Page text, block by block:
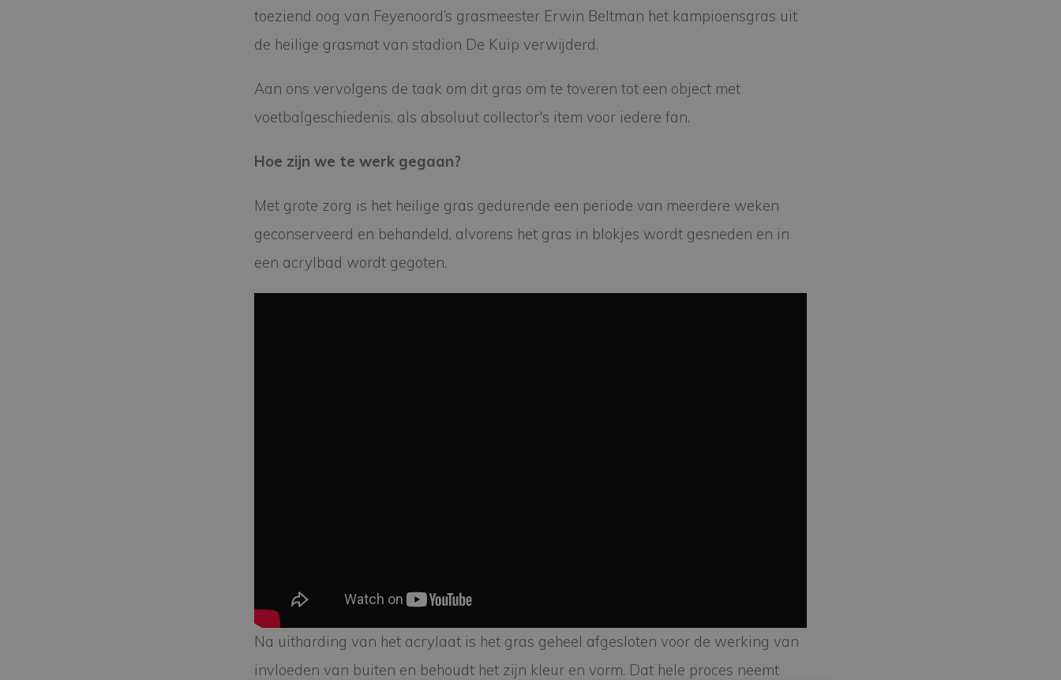
toeziend oog van Feyenoord’s grasmeester Erwin Beltman het kampioensgras uit
de heilige grasmat van stadion De Kuip verwijderd.
Aan ons vervolgens de taak om dit gras om te toveren tot een object met
voetbalgeschiedenis, als absoluut collector's item voor iedere fan.
Hoe zijn we te werk gegaan?
Met grote zorg is het heilige gras gedurende een periode van meerdere weken
geconserveerd en behandeld, alvorens het gras in blokjes wordt gesneden en in
een acrylbad wordt gegoten.
Na uitharding van het acrylaat is het gras geheel afgesloten voor de werking van
invloeden van buiten en behoudt het zijn kleur en vorm. Dat hele proces neemt